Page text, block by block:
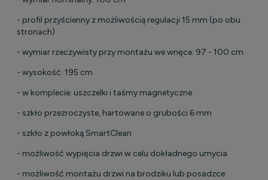
- profil przyścienny z możliwością regulacji 15 mm (po obu
stronach)
- wymiar rzeczywisty przy montażu we wnęce: 97 - 100 cm
- wysokość: 195 cm
- w komplecie: uszczelki i taśmy magnetyczne
- szkło przezroczyste, hartowane o grubości 6 mm
- szkło z powłoką SmartClean
- możliwość wypięcia drzwi w celu dokładnego umycia
- możliwość montażu drzwi na brodziku lub posadzce